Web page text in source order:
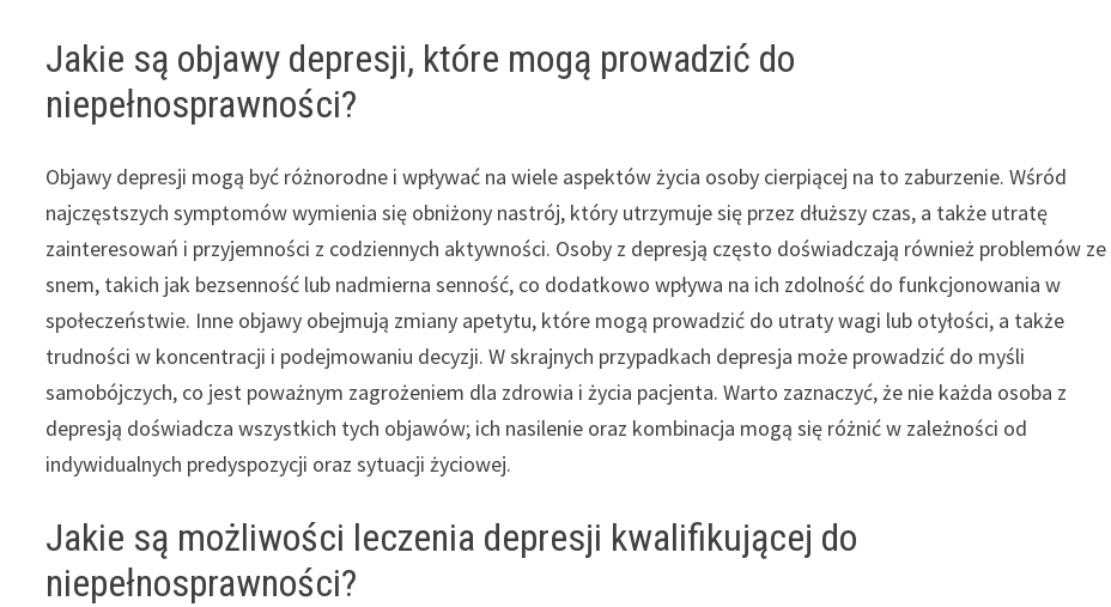
Jakie są objawy depresji, które mogą prowadzić do
niepełnosprawności?
Objawy depresji mogą być różnorodne i wpływać na wiele aspektów życia osoby cierpiącej na to zaburzenie. Wśród
najczęstszych symptomów wymienia się obniżony nastrój, który utrzymuje się przez dłuższy czas, a także utratę
zainteresowań i przyjemności z codziennych aktywności. Osoby z depresją często doświadczają również problemów ze
snem, takich jak bezsenność lub nadmierna senność, co dodatkowo wpływa na ich zdolność do funkcjonowania w
społeczeństwie. Inne objawy obejmują zmiany apetytu, które mogą prowadzić do utraty wagi lub otyłości, a także
trudności w koncentracji i podejmowaniu decyzji. W skrajnych przypadkach depresja może prowadzić do myśli
samobójczych, co jest poważnym zagrożeniem dla zdrowia i życia pacjenta. Warto zaznaczyć, że nie każda osoba z
depresją doświadcza wszystkich tych objawów; ich nasilenie oraz kombinacja mogą się różnić w zależności od
indywidualnych predyspozycji oraz sytuacji życiowej.
Jakie są możliwości leczenia depresji kwalifikującej do
niepełnosprawności?